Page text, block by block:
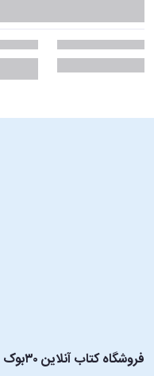
فروشگاه کتاب آنلاین ۳۰بوک